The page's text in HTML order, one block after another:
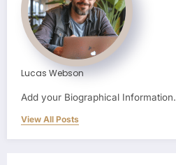
Lucas Webson
Add your Biographical Information.
View All Posts